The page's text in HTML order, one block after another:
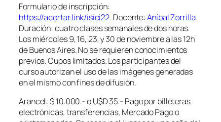
Formulario de inscripción:
https://acortar.link/isici22. Docente:Aníbal Zorrilla.
Duración: cuatro clases semanales de dos horas.
Los miércoles 9, 16, 23, y 30 de noviembre a las 12h
de Buenos Aires. No se requieren conocimientos
previos. Cupos limitados. Los participantes del
curso autorizan el uso de las imágenes generadas
en el mismo con fines de difusión.
Arancel: $ 10.000.- o U$D 35.- Pago por billeteras
electrónicas, transferencias, Mercado Pago o